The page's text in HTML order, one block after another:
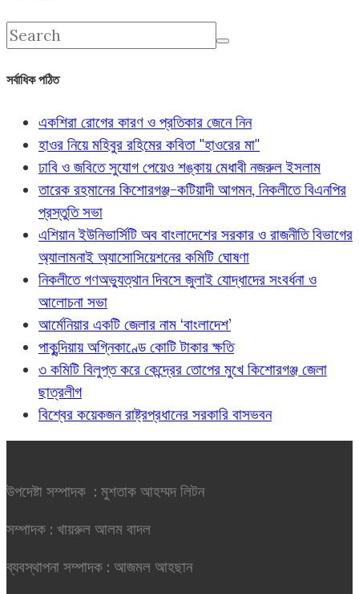
সর্বাধিক পঠিত
একশিরা রোগের কারণ ও প্রতিকার জেনে নিন
হাওর নিয়ে মহিবুর রহিমের কবিতা "হাওরের মা"
ঢাবি ও জবিতে সুযোগ পেয়েও শঙ্কায় মেধাবী নজরুল ইসলাম
তারেক রহমানের কিশোরগঞ্জ-কটিয়াদী আগমন, নিকলীতে বিএনপির
প্রস্তুতি সভা
এশিয়ান ইউনিভার্সিটি অব বাংলাদেশের সরকার ও রাজনীতি বিভাগের
অ্যালামনাই অ্যাসোসিয়েশনের কমিটি ঘোষণা
নিকলীতে গণঅভ্যুত্থান দিবসে জুলাই যোদ্ধাদের সংবর্ধনা ও
আলোচনা সভা
আর্মেনিয়ার একটি জেলার নাম ‘বাংলাদেশ’
পাকুন্দিয়ায় অগ্নিকাণ্ডে কোটি টাকার ক্ষতি
৩ কমিটি বিলুপ্ত করে কেন্দ্রের তোপের মুখে কিশোরগঞ্জ জেলা
ছাত্রলীগ
বিশ্বের কয়েকজন রাষ্ট্রপ্রধানের সরকারি বাসভবন
উপদেষ্টা সম্পাদক : মুশতাক আহম্মদ লিটন
সম্পাদক : খায়রুল আলম বাদল
ব্যবস্থাপনা সম্পাদক : আজমল আহছান